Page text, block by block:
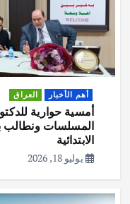
أهم الأخبار العراق
أمسية حوارية
المسلسات ونطالب
الابتدائية
يوليو 18, 2026